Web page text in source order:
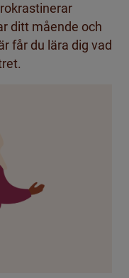
ditt mående och
får du lära dig vad